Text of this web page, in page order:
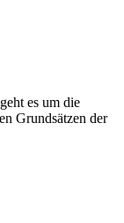
es um die
Grundsätzen der